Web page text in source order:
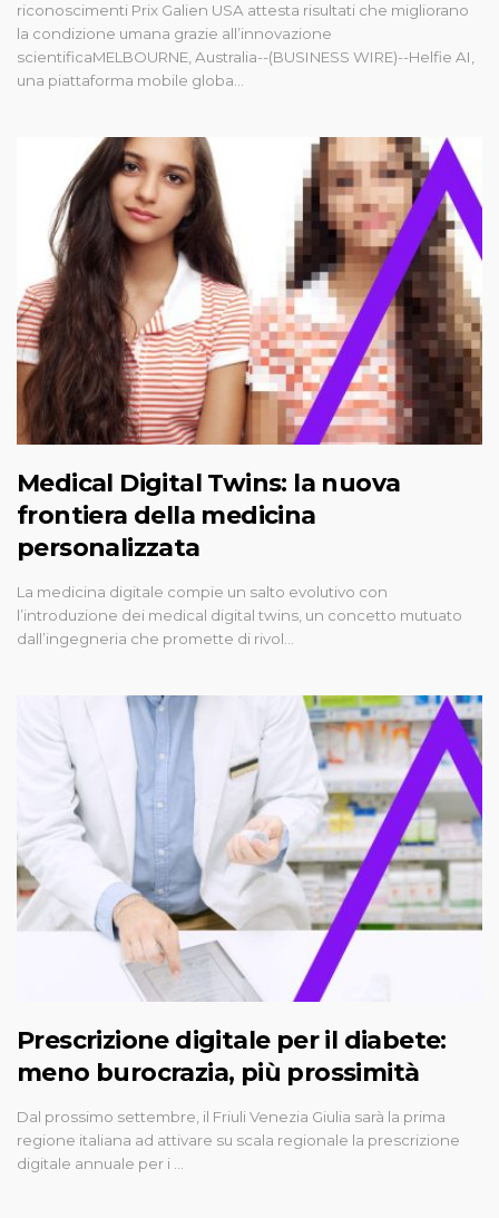
riconoscimenti Prix Galien USA attesta risultati che migliorano
la condizione umana grazie all’innovazione
scientificaMELBOURNE, Australia--(BUSINESS WIRE)--Helfie AI,
una piattaforma mobile globa...
Medical Digital Twins: la nuova
frontiera della medicina
personalizzata
La medicina digitale compie un salto evolutivo con
l’introduzione dei medical digital twins, un concetto mutuato
dall’ingegneria che promette di rivol…
Prescrizione digitale per il diabete:
meno burocrazia, più prossimità
Dal prossimo settembre, il Friuli Venezia Giulia sarà la prima
regione italiana ad attivare su scala regionale la prescrizione
digitale annuale per i …